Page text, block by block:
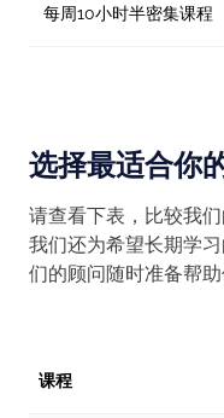
每周10小时半密集课程
选择最适合你
请查看下表，比较我
我们还为希望长期学
们的顾问随时准备帮助
课程